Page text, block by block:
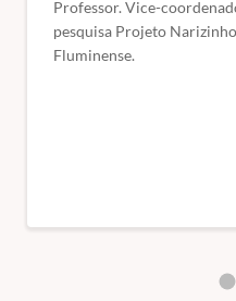
Professor. Vice-
pesquisa Projeto
Fluminense.